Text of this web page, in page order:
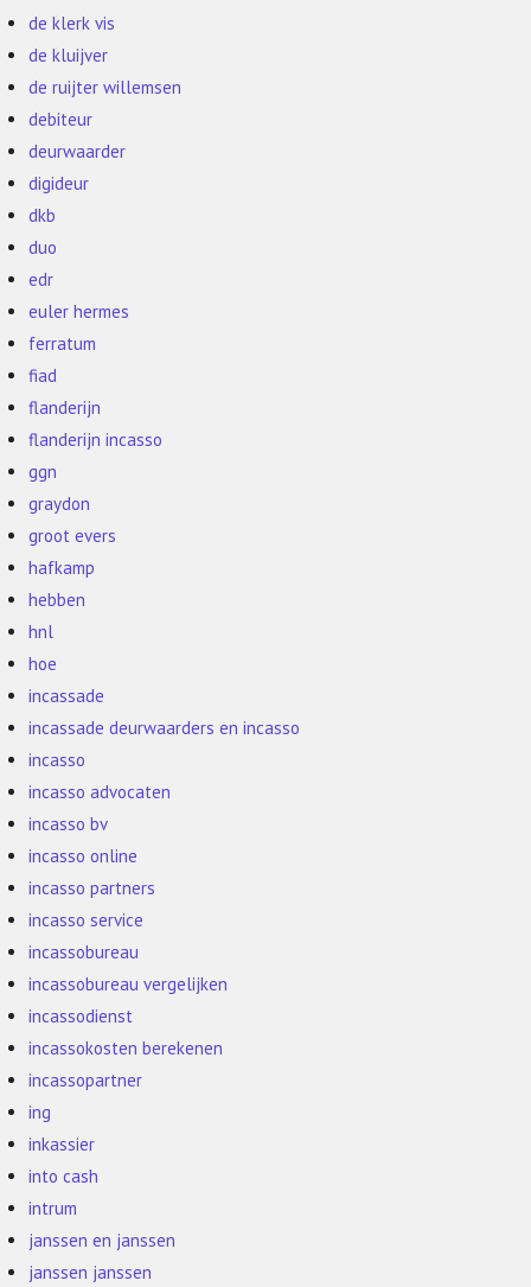
de klerk vis
de kluijver
de ruijter willemsen
debiteur
deurwaarder
digideur
dkb
duo
edr
euler hermes
ferratum
fiad
flanderijn
flanderijn incasso
ggn
graydon
groot evers
hafkamp
hebben
hnl
hoe
incassade
incassade deurwaarders en incasso
incasso
incasso advocaten
incasso bv
incasso online
incasso partners
incasso service
incassobureau
incassobureau vergelijken
incassodienst
incassokosten berekenen
incassopartner
ing
inkassier
into cash
intrum
janssen en janssen
janssen janssen